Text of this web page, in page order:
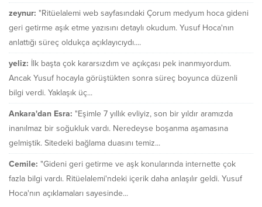
zeynur: "Ritüelalemi web sayfasındaki Çorum medyum hoca gideni
geri getirme aşık etme yazısını detaylı okudum. Yusuf Hoca'nın
anlattığı süreç oldukça açıklayıcıydı....
yeliz: İlk başta çok kararsızdım ve açıkçası pek inanmıyordum.
Ancak Yusuf hocayla görüştükten sonra süreç boyunca düzenli
bilgi verdi. Yaklaşık üç...
Ankara'dan Esra: "Eşimle 7 yıllık evliyiz, son bir yıldır aramızda
inanılmaz bir soğukluk vardı. Neredeyse boşanma aşamasına
gelmiştik. Sitedeki bağlama duasını temiz...
Cemile: "Gideni geri getirme ve aşk konularında internette çok
fazla bilgi vardı. Ritüelalemi'ndeki içerik daha anlaşılır geldi. Yusuf
Hoca'nın açıklamaları sayesinde...